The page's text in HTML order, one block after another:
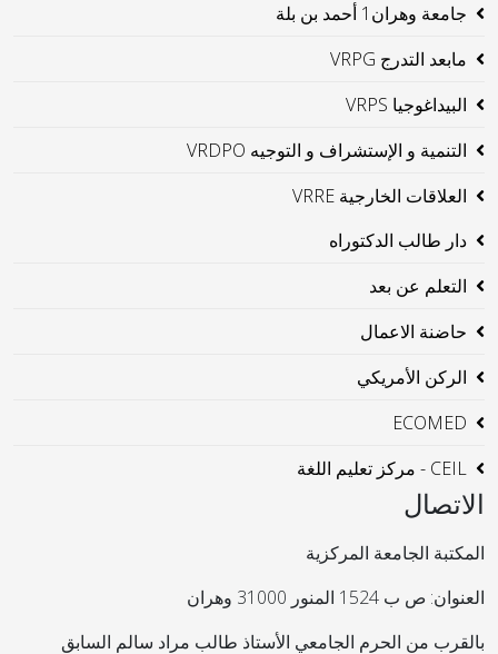
جامعة وهران1 أحمد بن بلة
مابعد التدرج VRPG
البيداغوجيا VRPS
التنمية و الإستشراف و التوجيه VRDPO
العلاقات الخارجية VRRE
دار طالب الدكتوراه
التعلم عن بعد
حاضنة الاعمال
الركن الأمريكي
ECOMED
CEIL - مركز تعليم اللغة
الاتصال
المكتبة الجامعة المركزية
العنوان: ص ب 1524 المنور 31000 وهران
بالقرب من الحرم الجامعي الأستاذ طالب مراد سالم السابق